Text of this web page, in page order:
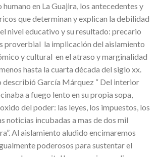
en La Guajira, los antecedentes y
que determinan y explican la debilidad
nivel educativo y su resultado: precario
proverbial la implicación del aislamiento
y cultural en el atraso y marginalidad
hasta la cuarta década del siglo xx.
describió García Márquez “ Del interior
a fuego lento en su propia sopa,
del poder: las leyes, los impuestos, los
noticias incubadas a mas de dos mil
Al aislamiento aludido encimaremos
poderosos para sustentar el